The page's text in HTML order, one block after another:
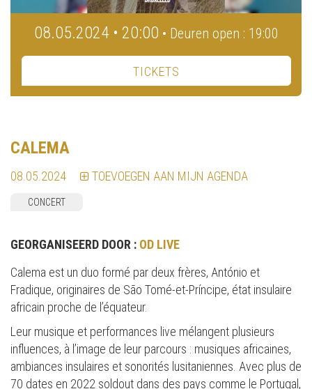
08.05.2024 • 20:00 • Deuren open : 19:00
TICKETS
CALEMA
08.05.2024 TOEVOEGEN AAN MIJN AGENDA
CONCERT
GEORGANISEERD DOOR : OD LIVE
Calema est un duo formé par deux frères, António et
Fradique, originaires de São Tomé-et-Príncipe, état insulaire
africain proche de l’équateur.
Leur musique et performances live mélangent plusieurs
influences, à l’image de leur parcours : musiques africaines,
ambiances insulaires et sonorités lusitaniennes. Avec plus de
70 dates en 2022 soldout dans des pays comme le Portugal,